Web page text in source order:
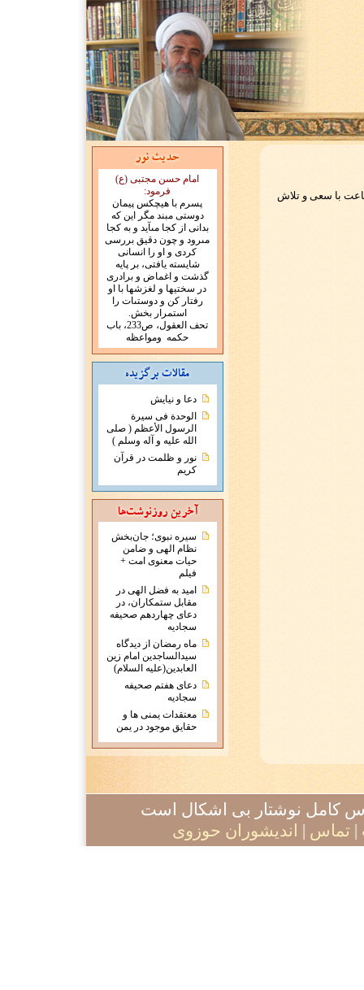
امام حسن مجتبی (ع)
فرمود:
پسرم با هيچ‏كس پيمان
دوستى مبند مگر اين كه
بدانى از كجا مى‏آيد و به كجا
مى‏رود و چون دقيق بررسى
كردى و او را انسانى
شايسته يافتى، بر پايه
گذشت و اغماض و برادرى
در سختيها و لغزشها با او
رفتار كن و دوستى‏ات را
استمرار بخش.
تحف العقول، ص233، باب
حكمه ومواعظه
دعا و نیایش
الوحدة فی سیرة
الرسول الأعظم ( صلی
الله علیه و آله وسلم )
نور و ظلمت در قرآن
کریم
سیره نبوی؛ جان‌بخش
نظام الهی و ضامن
حیات معنوی امت +
فیلم
امید به فضل الهی در
مقابل ستمکاران، در
دعای چهاردهم صحیفه
سجادیه
ماه رمضان از دیدگاه
سیدالساجدین امام زین
العابدین(علیه السلام)
دعای هفتم صحیفه
سجادیه
معتقدات يمنی ها و
حقايق موجود در يمن
کامل نوشتار بی اشکال است
| تماس | اندیشوران حوزوی